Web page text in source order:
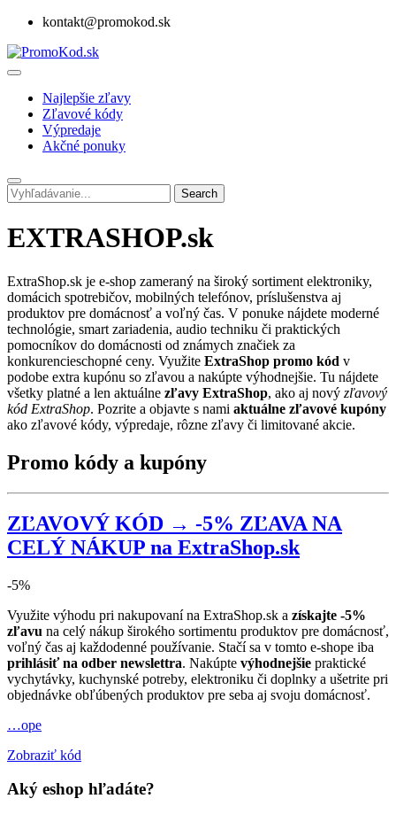
kontakt@promokod.sk
Najlepšie zľavy
Zľavové kódy
Výpredaje
Akčné ponuky
Search
EXTRASHOP.sk
ExtraShop.sk je e-shop zameraný na široký sortiment elektroniky,
domácich spotrebičov, mobilných telefónov, príslušenstva aj
produktov pre domácnosť a voľný čas. V ponuke nájdete moderné
technológie, smart zariadenia, audio techniku či praktických
pomocníkov do domácnosti od známych značiek za
konkurencieschopné ceny. Využite ExtraShop promo kód v
podobe extra kupónu so zľavou a nakúpte výhodnejšie. Tu nájdete
všetky platné a len aktuálne zľavy ExtraShop, ako aj nový zľavový
kód ExtraShop. Pozrite a objavte s nami aktuálne zľavové kupóny
ako zľavové kódy, výpredaje, rôzne zľavy či limitované akcie.
Promo kódy a kupóny
ZĽAVOVÝ KÓD → -5% ZĽAVA NA
CELÝ NÁKUP na ExtraShop.sk
-5%
Využite výhodu pri nakupovaní na ExtraShop.sk a získajte -5%
zľavu na celý nákup širokého sortimentu produktov pre domácnosť,
voľný čas aj každodenné používanie. Stačí sa v tomto e-shope iba
prihlásiť na odber newslettra. Nakúpte výhodnejšie praktické
vychytávky, kuchynské potreby, elektroniku či doplnky a ušetrite pri
objednávke obľúbených produktov pre seba aj svoju domácnosť.
…ope
Zobraziť kód
Aký eshop hľadáte?